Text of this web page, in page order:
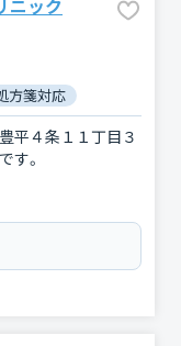
ニック
方箋対応
平４条１１丁目３
す。